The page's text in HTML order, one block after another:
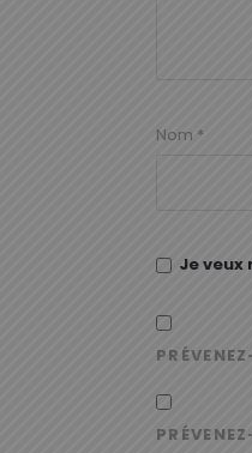
Nom *
Je